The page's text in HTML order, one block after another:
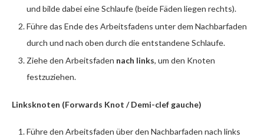
und bilde dabei eine Schlaufe (beide Fäden liegen rechts).
Führe das Ende des Arbeitsfadens unter dem Nachbarfaden
durch und nach oben durch die entstandene Schlaufe.
Ziehe den Arbeitsfaden nach links, um den Knoten
festzuziehen.
Linksknoten (Forwards Knot / Demi-clef gauche)
Führe den Arbeitsfaden über den Nachbarfaden nach links